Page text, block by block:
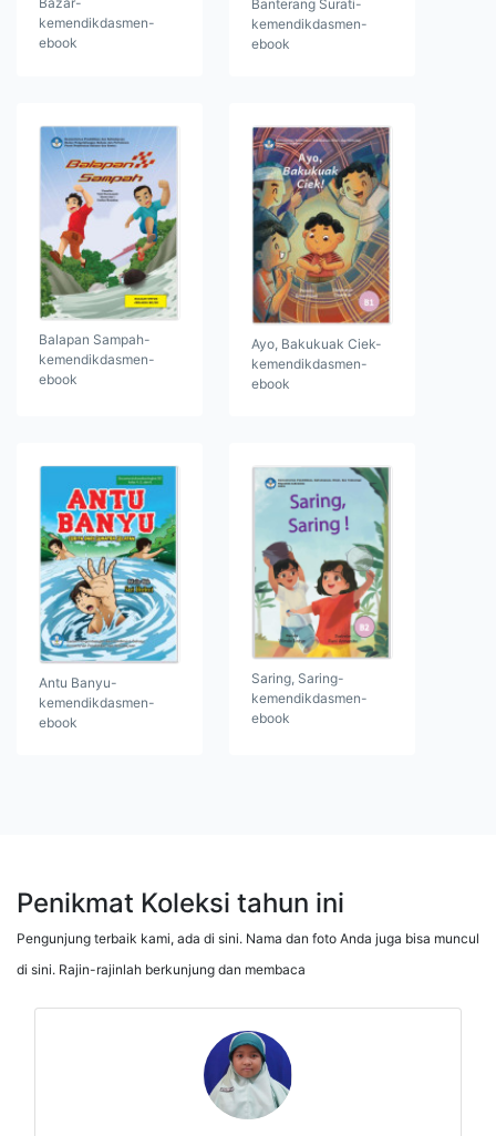
kemendikdasmen-
ebook
Banterang Surati-
kemendikdasmen-
ebook
Balapan Sampah-
kemendikdasmen-
ebook
Ayo, Bakukuak Ciek-
kemendikdasmen-
ebook
Antu Banyu-
kemendikdasmen-
ebook
Saring, Saring-
kemendikdasmen-
ebook
Penikmat Koleksi tahun ini
Pengunjung terbaik kami, ada di sini. Nama dan foto Anda juga bisa muncul
di sini. Rajin-rajinlah berkunjung dan membaca